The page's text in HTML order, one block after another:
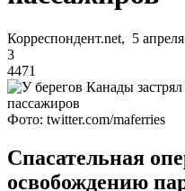
Корреспондент.net, 5
3
4471
Фото: twitter.com/maferries
Спасательная
освобождению